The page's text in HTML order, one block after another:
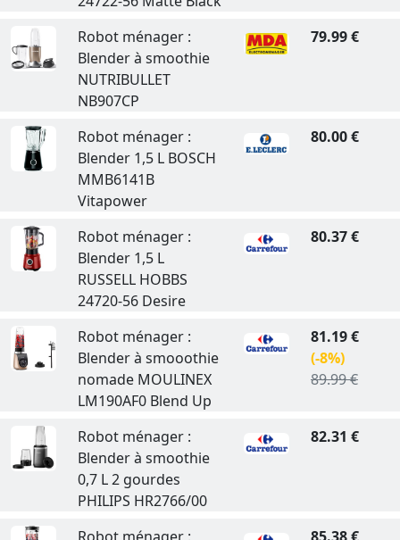
Robot ménager :
Blender à smoothie
NUTRIBULLET
NB907CP
79.99 €
Robot ménager :
Blender 1,5 L BOSCH
MMB6141B
Vitapower
80.00 €
Robot ménager :
Blender 1,5 L
RUSSELL HOBBS
24720-56 Desire
80.37 €
Robot ménager :
Blender à smooothie
nomade MOULINEX
LM190AF0 Blend Up
81.19 €
(-8%)
89.99 €
Robot ménager :
Blender à smoothie
0,7 L 2 gourdes
PHILIPS HR2766/00
82.31 €